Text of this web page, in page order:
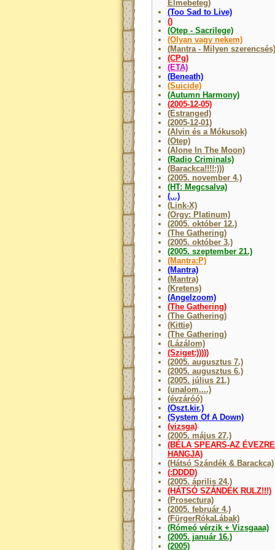
Elmebeteg)
(Too Sad to Live)
()
(Otep - Sacrilege)
(Olyan vagy nekem)
(Mantra - Milyen szerencsés)
(CPg)
(ETA)
(Beneath)
(Suicide)
(Autumn Harmony)
(2005-12-05)
(Estranged)
(2005-12-01)
(Alvin és a Mókusok)
(Otep)
(Alone In The Moon)
(Radio Criminals)
(Barackca!!!!:)))
(2005. november 4.)
(HT: Megcsalva)
(...)
(Link-X)
(Orgy: Platinum)
(2005. október 12.)
(The Gathering)
(2005. október 3.)
(2005. szeptember 21.)
(Mantra:P)
(Mantra)
(Mantra)
(Kretens)
(Angelzoom)
(The Gathering)
(The Gathering)
(Kittie)
(The Gathering)
(Lázálom)
(Sziget:)))))
(2005. augusztus 7.)
(2005. augusztus 6.)
(2005. július 21.)
(unalom....)
(évzáróó)
(Oszt.kir.)
(System Of A Down)
(vizsga)
(2005. május 27.)
(BÉLA SPEARS-AZ
HANGJA)
(Hátsó Szándék & Barackca)
(:DDDD)
(2005. április 24.)
(HÁTSÓ SZÁNDÉK RULZ!!!)
(Prosectura)
(2005. február 4.)
(FürgerRókaLábak)
(Rómeó vérzik + Vizsgaaa)
(2005. január 16.)
(2005)